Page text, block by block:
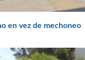
en vez de mechoneo